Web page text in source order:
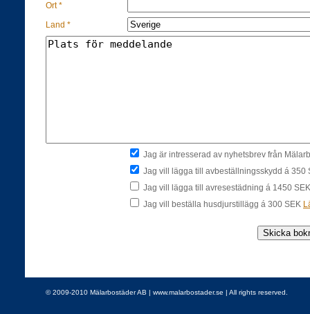
Ort *
Land *
Jag är intresserad av nyhetsbrev från
Jag vill lägga till avbeställningsskydd á 350
Jag vill lägga till avresestädning á 1450
Jag vill beställa husdjurstillägg á 300 SEK
© 2009-2010 Mälarbostäder AB | www.malarbostader.se | All rights reserved.